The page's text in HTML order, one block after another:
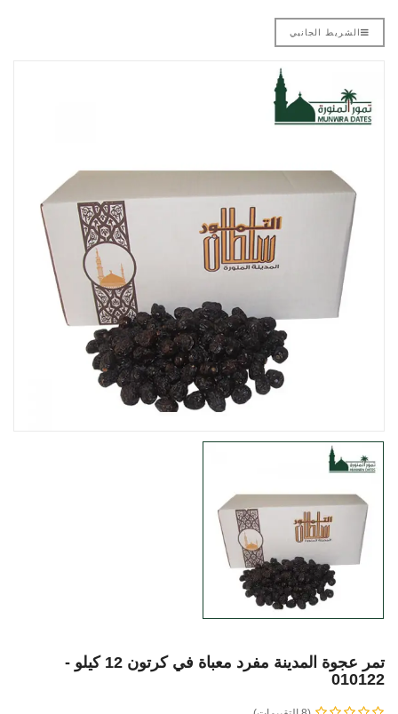
الشريط الجانبي
تمر عجوة المدينة مفرد معباة في كرتون 12 كيلو -
010122